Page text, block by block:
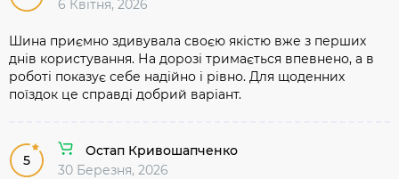
6 Квітня, 2026
Шина приємно здивувала своєю якістю вже з перших
днів користування. На дорозі тримається впевнено, а в
роботі показує себе надійно і рівно. Для щоденних
поїздок це справді добрий варіант.
5
Остап Кривошапченко
30 Березня, 2026